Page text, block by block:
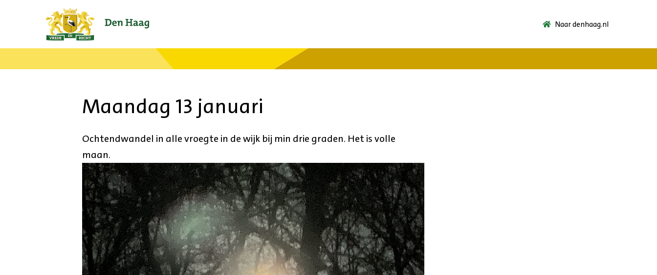
Ga
naar
de
Naar denhaag.nl
Maandag 13 januari
Ochtendwandel in alle vroegte in de wijk bij min drie graden. Het is volle
maan.